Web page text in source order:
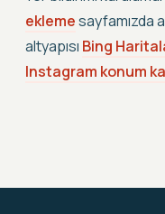
eklemesayfamızda
altyapısı Bing
Instagram konum